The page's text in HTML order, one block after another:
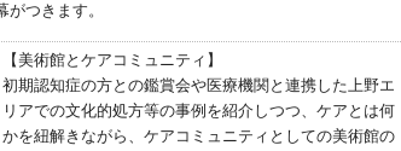
つきます。
【美術館とケアコミュニティ】
初期認知症の方との鑑賞会や医療機関と連携した上野エ
リアでの文化的処方等の事例を紹介しつつ、ケアとは何
かを紐解きながら、ケアコミュニティとしての美術館の